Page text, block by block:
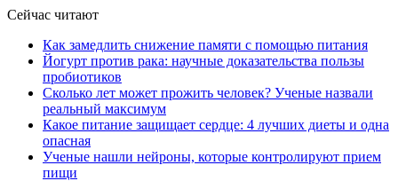
Сейчас читают
Как замедлить снижение памяти с помощью питания
Йогурт против рака: научные доказательства пользы
пробиотиков
Сколько лет может прожить человек? Ученые назвали
реальный максимум
Какое питание защищает сердце: 4 лучших диеты и одна
опасная
Ученые нашли нейроны, которые контролируют прием
пищи